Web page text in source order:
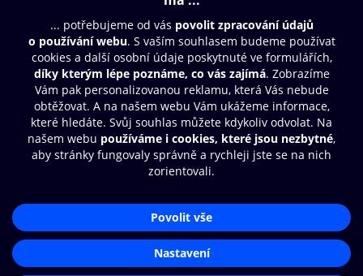
Obsah ke stažení
Moje O2 Knihovna
Další zábava
© O2 Czech Republic a.s.
Přístupnost
Zásady zpracování osobních údajůAplikace O2 Knihovna
Čti a poslouchej své e-knihy a
audioknihy rychleji a pohodlněji.